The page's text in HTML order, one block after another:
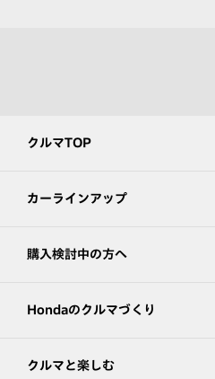
クルマTOP
カーラインアップ
購入検討中の方へ
Hondaのクルマづくり
クルマと楽しむ